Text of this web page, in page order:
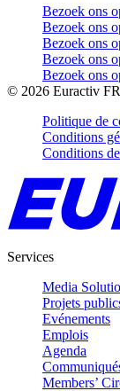
Bezoek ons
Bezoek ons
Bezoek ons
Bezoek ons
Bezoek ons
© 2026 Euractiv FR
Politique de
Conditions
Conditions
Services
Media
Projets
Evénements
Emplois
Agenda
Members’